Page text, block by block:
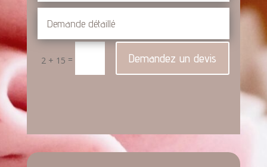
2 + 15 = Demandez un devis